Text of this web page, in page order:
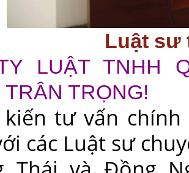
Luật sư
LUẬT TNHH
TRÂN TRỌNG!
tư vấn
các Luật sư